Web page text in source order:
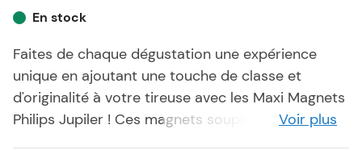
En stock
Faites de chaque dégustation une expérience
unique en ajoutant une touche de classe et
d'originalité à votre tireuse avec les Maxi Magnets
Philips Jupiler ! Ces magnets souples et élégants
Voir plus